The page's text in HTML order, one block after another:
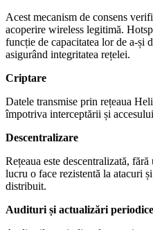
Acest mecanism de consens
acoperire wireless legitimă.
funcție de capacitatea lor de a-și
asigurând integritatea rețelei.
Criptare
Datele transmise prin rețeaua
împotriva interceptării și
Descentralizare
Rețeaua este descentralizată,
lucru o face rezistentă la atacuri
distribuit.
Audituri și actualizări periodice